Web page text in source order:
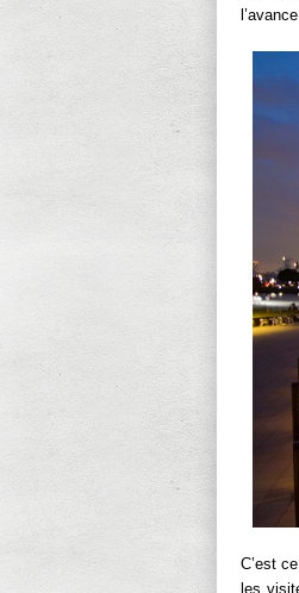
C’est
les